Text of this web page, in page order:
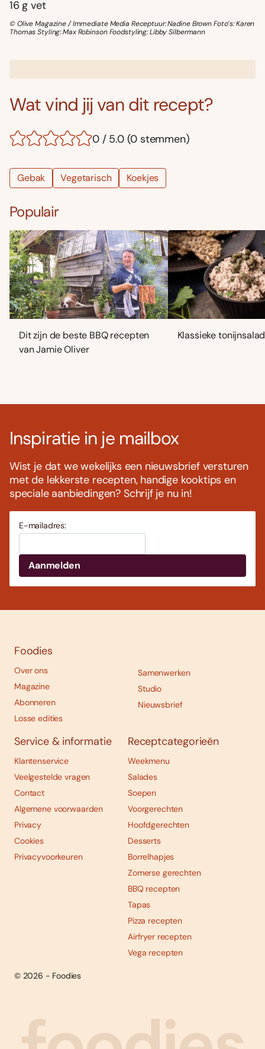
Abonneren
16 g vet
© Olive Magazine / Immediate Media Receptuur: Nadine Brown Foto’s: Karen
Thomas Styling: Max Robinson Foodstyling: Libby Silbermann
Wat vind jij van dit recept?
0 / 5.0 (0 stemmen)
Gebak Vegetarisch Koekjes
Populair
Dit zijn de beste BBQ recepten
van Jamie Oliver
Klassieke
Inspiratie in je mailbox
Wist je dat we wekelijks een nieuwsbrief versturen
met de lekkerste recepten, handige kooktips en
speciale aanbiedingen? Schrijf je nu in!
E-mailadres:
Foodies
Over ons
Magazine
Abonneren
Losse edities
Samenwerken
Studio
Nieuwsbrief
Service & informatie
Klantenservice
Veelgestelde vragen
Contact
Algemene voorwaarden
Privacy
Cookies
Privacyvoorkeuren
Receptcategorieën
Weekmenu
Salades
Soepen
Voorgerechten
Hoofdgerechten
Desserts
Borrelhapjes
Zomerse gerechten
BBQ recepten
Tapas
Pizza recepten
Airfryer recepten
Vega recepten
© 2026 - Foodies